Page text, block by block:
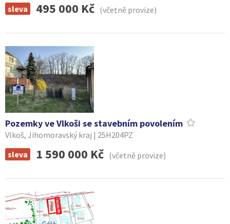
sleva
495 000 Kč (včetně provize)
Pozemky ve Vlkoši se stavebním povolením
Vlkoš, Jihomoravský kraj | 25H204PZ
sleva
1 590 000 Kč (včetně provize)